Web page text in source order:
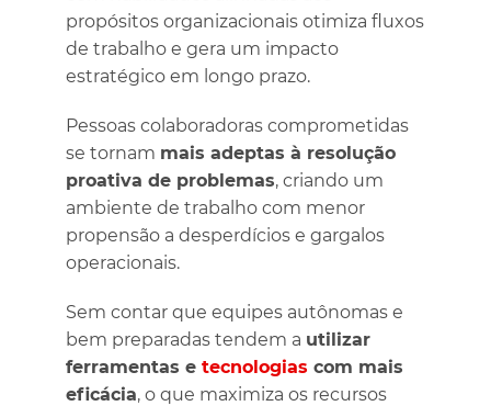
propósitos organizacionais otimiza fluxos
de trabalho e gera um impacto
estratégico em longo prazo.
Pessoas colaboradoras comprometidas
se tornam mais adeptas à resolução
proativa de problemas, criando um
ambiente de trabalho com menor
propensão a desperdícios e gargalos
operacionais.
Sem contar que equipes autônomas e
bem preparadas tendem a utilizar
ferramentas e tecnologias com mais
eficácia, o que maximiza os recursos